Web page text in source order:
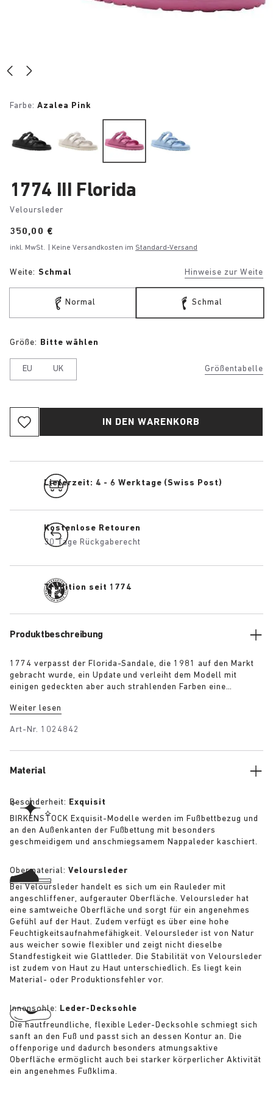
Farbe: Azalea Pink
1774 III Florida
Veloursleder
Price:
350,00 €
inkl. MwSt. | Keine Versandkosten im Standard-Versand
Weite: Schmal Hinweise zur Weite
Normal Schmal
Größentabelle
Größe: Bitte wählen
EU UK
IN DEN WARENKORB
Lieferzeit: 4 - 6 Werktage (Swiss Post)
Kostenlose Retouren
30 Tage Rückgaberecht
Tradition seit 1774
Produktbeschreibung
1774 verpasst der Florida-Sandale, die 1981 auf den Markt
gebracht wurde, ein Update und verleiht dem Modell mit
einigen gedeckten aber auch strahlenden Farben eine
Anteil an Handarbeit in Deutschland aus Rohmaterialien aus
verstellbare Schnallen für einen perfekten Sitz.
Weiter lesen
Art-Nr. 1024842
Material
Besonderheit: Exquisit
BIRKENSTOCK Exquisit-Modelle werden im Fußbettbezug und
an den Außenkanten der Fußbettung mit besonders
geschmeidigem und anschmiegsamem Nappaleder kaschiert.
Obermaterial: Veloursleder
Bei Veloursleder handelt es sich um ein Rauleder mit
angeschliffener, aufgerauter Oberfläche. Veloursleder hat
eine samtweiche Oberfläche und sorgt für ein angenehmes
Gefühl auf der Haut. Zudem verfügt es über eine hohe
Feuchtigkeitsaufnahmefähigkeit. Veloursleder ist von Natur
aus weicher sowie flexibler und zeigt nicht dieselbe
Standfestigkeit wie Glattleder. Die Stabilität von Veloursleder
ist zudem von Haut zu Haut unterschiedlich. Es liegt kein
Material- oder Produktionsfehler vor.
Innensohle: Leder-Decksohle
Die hautfreundliche, flexible Leder-Decksohle schmiegt sich
sanft an den Fuß und passt sich an dessen Kontur an. Die
offenporige und dadurch besonders atmungsaktive
Oberfläche ermöglicht auch bei starker körperlicher Aktivität
ein angenehmes Fußklima.